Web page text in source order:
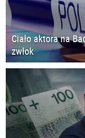
Ciało aktora na
zwłok